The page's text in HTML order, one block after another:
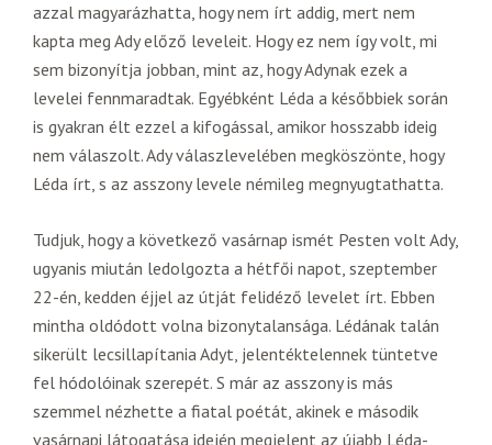
azzal magyarázhatta, hogy nem írt addig, mert nem
kapta meg Ady előző leveleit. Hogy ez nem így volt, mi
sem bizonyítja jobban, mint az, hogy Adynak ezek a
levelei fennmaradtak. Egyébként Léda a későbbiek során
is gyakran élt ezzel a kifogással, amikor hosszabb ideig
nem válaszolt. Ady válaszlevelében megköszönte, hogy
Léda írt, s az asszony levele némileg megnyugtathatta.
Tudjuk, hogy a következő vasárnap ismét Pesten volt Ady,
ugyanis miután ledolgozta a hétfői napot, szeptember
22-én, kedden éjjel az útját felidéző levelet írt. Ebben
mintha oldódott volna bizonytalansága. Lédának talán
sikerült lecsillapítania Adyt, jelentéktelennek tüntetve
fel hódolóinak szerepét. S már az asszony is más
szemmel nézhette a fiatal poétát, akinek e második
vasárnapi látogatása idején megjelent az újabb Léda-